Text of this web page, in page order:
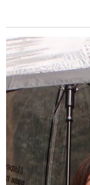
Reproductor
de
vídeo